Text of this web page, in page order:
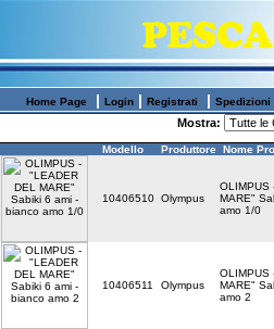
Home Page| Login| Registrati | Spedizioni
Mostra:
Modello Produttore Nome
10406510 Olympus
OLIMPUS
MARE"
amo 1/0
10406511 Olympus
OLIMPUS
MARE"
amo 2